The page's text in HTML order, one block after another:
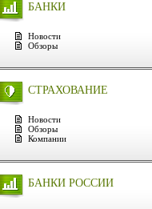
БАНКИ
Новости
Обзоры
СТРАХОВАНИЕ
Новости
Обзоры
Компании
БАНКИ РОССИИ